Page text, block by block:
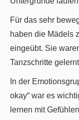
Für das sehr
haben die Mädels
eingeübt. Sie
Tanzschritte
In der
okay“ war es
lernen mit